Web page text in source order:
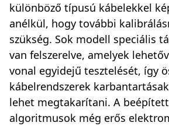
különböző típusú kábelekkel
anélkül, hogy további
szükség. Sok modell speciális
van felszerelve, amelyek
vonal egyidejű tesztelését, így
kábelrendszerek
lehet megtakarítani. A
algoritmusok még erős